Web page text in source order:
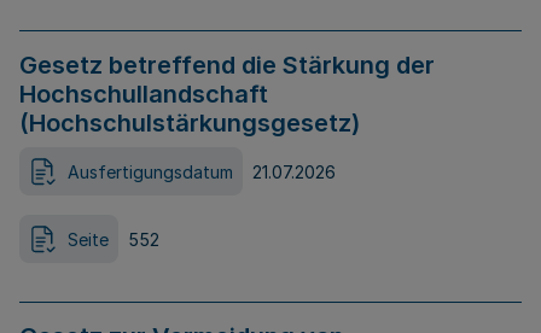
Gesetz betreffend die Stärkung der
Hochschullandschaft
(Hochschulstärkungsgesetz)
Ausfertigungsdatum 21.07.2026
Seite 552